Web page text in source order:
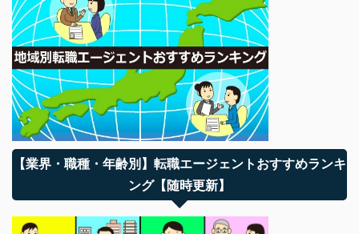
【業界・職種・年齢別】転職エージェントおすすめランキ
ング【随時更新】